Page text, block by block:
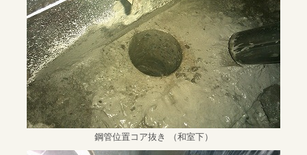
鋼管位置コア抜き （和室下）